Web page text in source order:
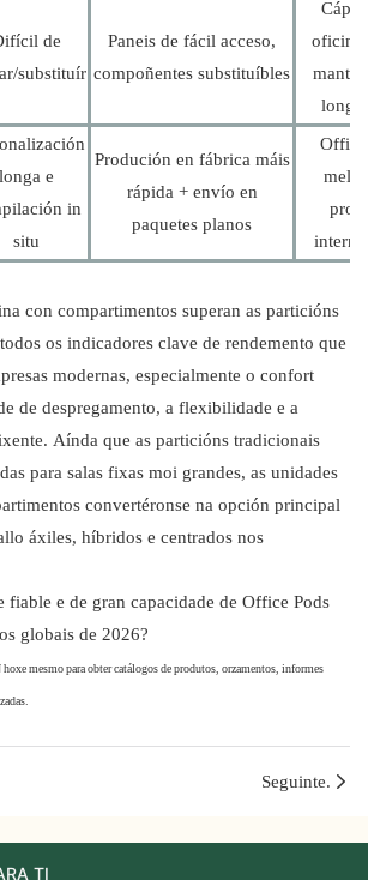
de
substituír
Paneis de fácil acceso,
compoñentes substituíbles
longo
longa e
in
situ
Produción en fábrica máis
rápida + envío en
paquetes planos
con compartimentos superan as particións
os indicadores clave de rendemento que
modernas, especialmente o confort
de despregamento, a flexibilidade e a
Aínda que as particións tradicionais
para salas fixas moi grandes, as unidades
convertéronse na opción principal
áxiles, híbridos e centrados nos
fiable e de gran capacidade de Office Pods
globais de 2026?
mesmo para obter catálogos de produtos, orzamentos, informes
Seguinte.
TI